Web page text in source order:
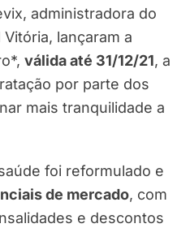
administradora do
lançaram a
válida até 31/12/21, a
por parte dos
mais tranquilidade a
foi reformulado e
de mercado, com
e descontos